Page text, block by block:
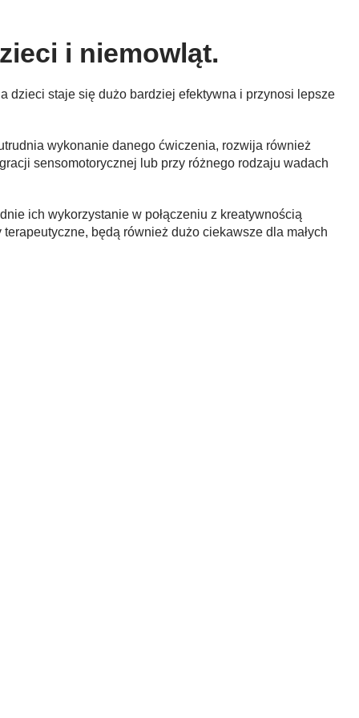
i niemowląt.
dzieci staje się dużo bardziej efektywna i przynosi lepsze
wykonanie danego ćwiczenia, rozwija również
sensomotorycznej lub przy różnego rodzaju wadach
ich wykorzystanie w połączeniu z kreatywnością
będą również dużo ciekawsze dla małych